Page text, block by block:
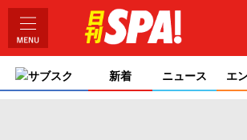
サブスク 新着 ニュース エ